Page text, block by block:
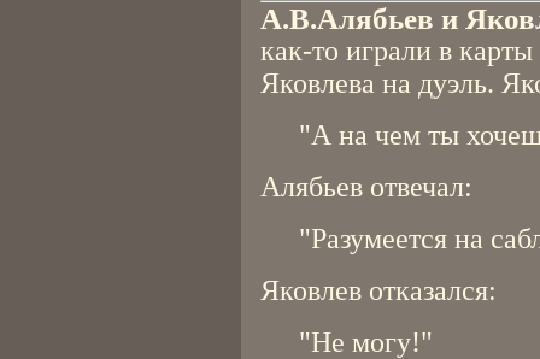
А.В.Алябьев и
как-то играли в
Яковлева на дуэль.
"А на чем ты
Алябьев отвечал:
"Разумеется на
Яковлев отказался:
"Не могу!"